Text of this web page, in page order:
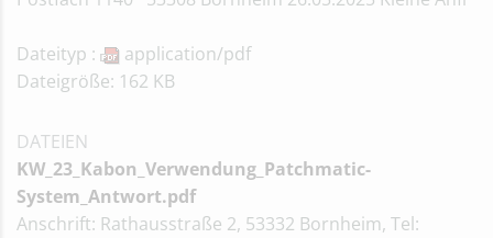
Dateityp :
application/pdf
Dateigröße: 162 KB
DATEIEN
KW_23_Kabon_Verwendung_Patchmatic-
System_Antwort.pdf
Anschrift: Rathausstraße 2, 53332 Bornheim, Tel: